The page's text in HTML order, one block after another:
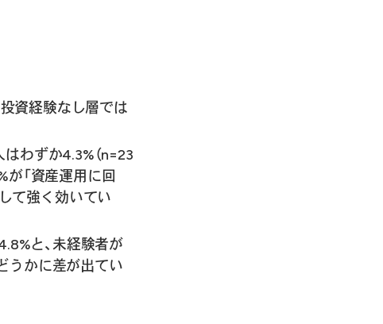
資経験なし層では
わずか4.3%（n=23
「資産運用に回
て強く効いてい
と、未経験者が
うかに差が出てい